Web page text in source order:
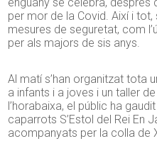
enguany se celebra, després
per mor de la Covid. Així i
mesures de seguretat, com
per als majors de sis anys.
Al matí s’han organitzat tota
a infants i a joves i un taller
l’horabaixa, el públic ha
caparrots S’Estol del Rei En
acompanyats per la colla de